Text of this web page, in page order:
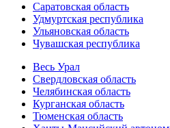
Саратовская область
Удмуртская республика
Ульяновская область
Чувашская республика
Весь Урал
Свердловская область
Челябинская область
Курганская область
Тюменская область